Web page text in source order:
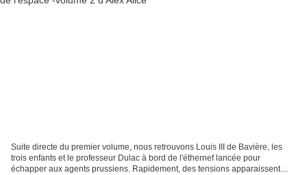
Suite directe du premier volume, nous retrouvons Louis III de Bavière, les
trois enfants et le professeur Dulac à bord de l'éthernef lancée pour
échapper aux agents prussiens. Rapidement, des tensions apparaissent